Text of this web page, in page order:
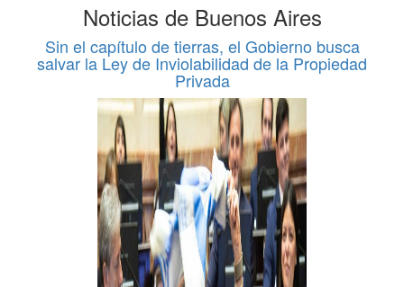
Noticias de Buenos Aires
Sin el capítulo de tierras, el Gobierno busca
salvar la Ley de Inviolabilidad de la Propiedad
Privada